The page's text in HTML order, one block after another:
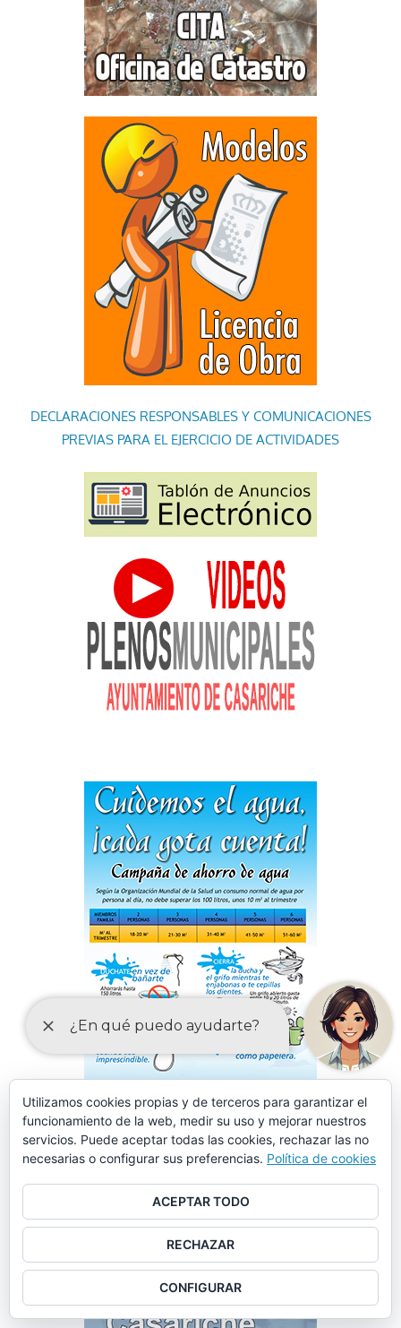
DECLARACIONES RESPONSABLES Y COMUNICACIONES
PREVIAS PARA EL EJERCICIO DE ACTIVIDADES
Utilizamos cookies propias y de terceros para garantizar el
funcionamiento de la web, medir su uso y mejorar nuestros
servicios. Puede aceptar todas las cookies, rechazar las no
necesarias o configurar sus preferencias. Política de cookies
ACEPTAR TODO
RECHAZAR
CONFIGURAR